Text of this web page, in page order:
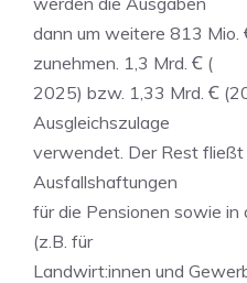
dann um weitere 813 Mio.
zunehmen. 1,3 Mrd. Ꞓ (
2025) bzw. 1,33 Mrd. Ꞓ
Ausgleichszulage
verwendet. Der Rest
Ausfallshaftungen
für die Pensionen sowie
(z.B. für
Landwirt:innen und